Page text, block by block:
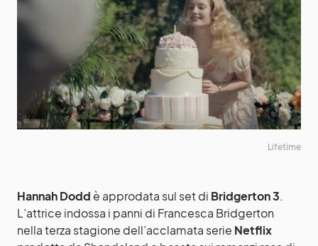
Lifetime
Hannah Dodd è approdata sul set di Bridgerton 3.
L’attrice indossa i panni di Francesca Bridgerton
nella terza stagione dell’acclamata serie Netflix